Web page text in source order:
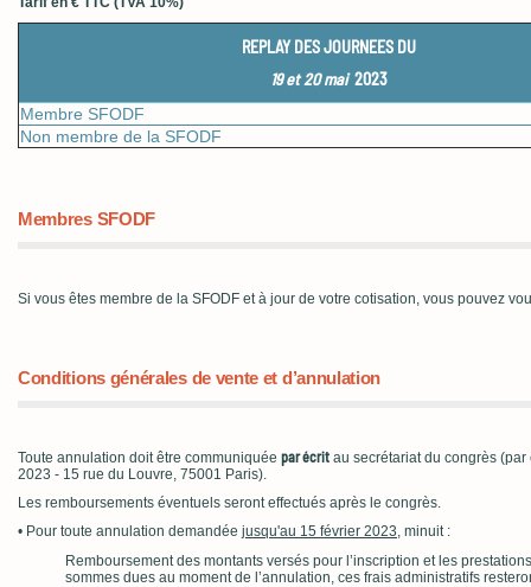
REPLAY DES JOURNEES DU
19et 20 mai2023
Membre SFODF
Non membre de la SFODF
Membres SFODF
Si vous êtes membre de la SFODF et à jour de votre cotisation, vous pouvez
Conditions générales de vente et d’annulation
Toute annulation doit être communiquée par écrit au secrétariat du congrès
2023 - 15 rue du Louvre, 75001 Paris).
Les remboursements éventuels seront effectués après le congrès.
• Pour toute annulation demandée jusqu'au 15 février 2023 , minuit :
Remboursement des montants versés pour l’inscription et les
sommes dues au moment de l’annulation, ces frais administratifs